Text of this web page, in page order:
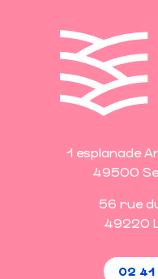
1 esplanade
49500
56 rue
49220
02